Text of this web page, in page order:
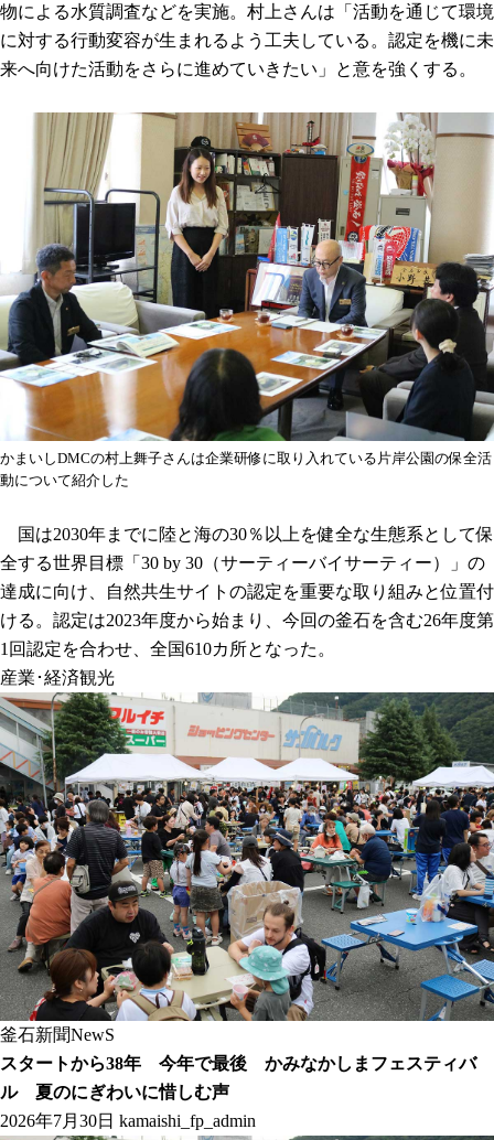
物による水質調査などを実施。村上さんは「活動を通じて環境
に対する行動変容が生まれるよう工夫している。認定を機に未
来へ向けた活動をさらに進めていきたい」と意を強くする。
かまいしDMCの村上舞子さんは企業研修に取り入れている片岸公園の保全活
動について紹介した
国は2030年までに陸と海の30％以上を健全な生態系として保
全する世界目標「30 by 30（サーティーバイサーティー）」の
達成に向け、自然共生サイトの認定を重要な取り組みと位置付
ける。認定は2023年度から始まり、今回の釜石を含む26年度第
1回認定を合わせ、全国610カ所となった。
産業･経済観光
釜石新聞NewS
スタートから38年 今年で最後 かみなかしまフェスティバ
ル 夏のにぎわいに惜しむ声
2026年7月30日 kamaishi_fp_admin